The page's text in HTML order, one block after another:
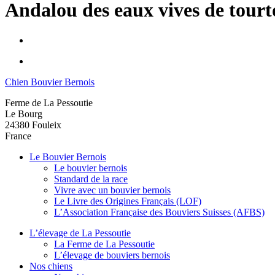
Andalou des eaux vives de
Chien Bouvier Bernois
Ferme de La Pessoutie
Le Bourg
24380 Fouleix
France
Le Bouvier Bernois
Le bouvier bernois
Standard de la race
Vivre avec un bouvier bernois
Le Livre des Origines Français (LOF)
L’Association Française des Bouviers Suisses (AFBS)
L’élevage de La Pessoutie
La Ferme de La Pessoutie
L’élevage de bouviers bernois
Nos chiens